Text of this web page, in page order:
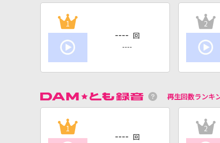
1
---- 回
----
2
再生回数ランキ
1
---- 回
2